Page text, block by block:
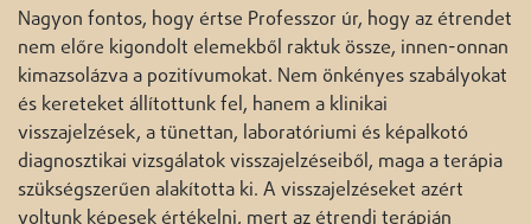
Nagyon fontos, hogy értse Professzor úr, hogy az étrendet
nem előre kigondolt elemekből raktuk össze, innen-onnan
kimazsolázva a pozitívumokat. Nem önkényes szabályokat
és kereteket állítottunk fel, hanem a klinikai
visszajelzések, a tünettan, laboratóriumi és képalkotó
diagnosztikai vizsgálatok visszajelzéseiből, maga a terápia
szükségszerűen alakította ki. A visszajelzéseket azért